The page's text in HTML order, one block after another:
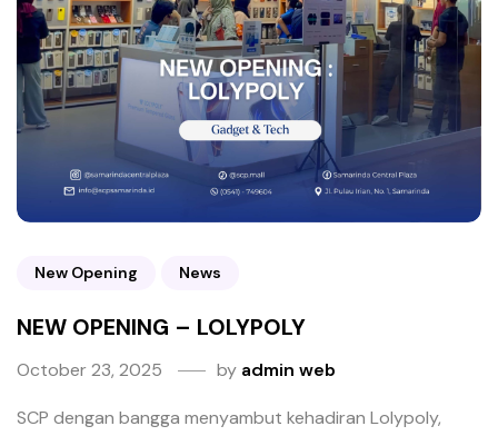
New Opening News
NEW OPENING – LOLYPOLY
October 23, 2025 by admin web
SCP dengan bangga menyambut kehadiran Lolypoly,